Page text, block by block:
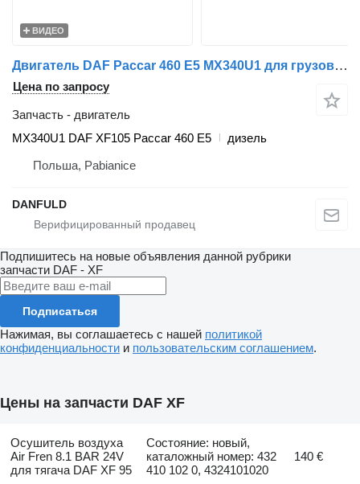
ВИДЕО
Двигатель DAF Paccar 460 E5 MX340U1 для грузовика DAF XF 105 460 E5
Цена по запросу
Запчасть - двигатель
MX340U1 DAF XF105 Paccar 460 E5
дизель
Польша, Pabianice
DANFULD
Подпишитесь на новые объявления данной рубрики
запчасти DAF - XF
Подписаться
Нажимая, вы соглашаетесь с нашей политикой
конфиденциальности и пользовательским соглашением.
Цены на запчасти DAF XF
Осушитель воздуха
Air Fren 8.1 BAR 24V
для тягача DAF XF 95
Состояние: новый,
каталожный номер: 432
410 102 0, 4324101020
140 €